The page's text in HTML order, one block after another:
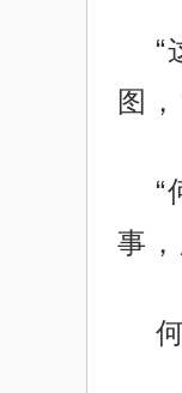
“
图
“
事